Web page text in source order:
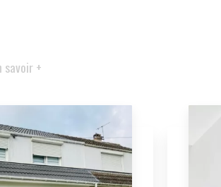
savoir +